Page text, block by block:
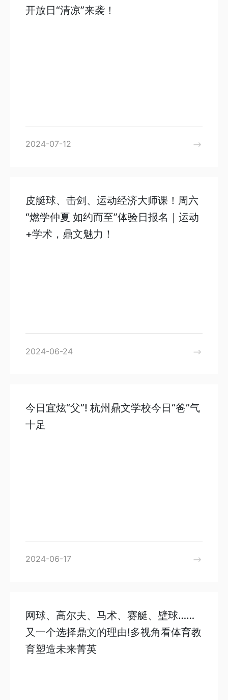
开放日“清凉”来袭！
2024-07-12
皮艇球、击剑、运动经济大师课！周六
“燃学仲夏 如约而至”体验日报名｜运动
+学术，鼎文魅力！
2024-06-24
今日宜炫“父”! 杭州鼎文学校今日“爸”气
十足
2024-06-17
网球、高尔夫、马术、赛艇、壁球……
又一个选择鼎文的理由!多视角看体育教
育塑造未来菁英